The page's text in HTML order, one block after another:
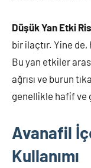
Düşük Yan Etki
bir ilaçtır. Yine
Bu yan etkiler
ağrısı ve burun
genellikle hafif ve
Avanafil
Kullanımı